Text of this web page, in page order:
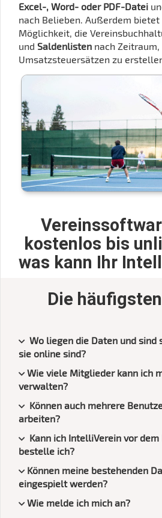
Excel-, Word- oder PDF-Datei
nach Belieben. Außerdem
Möglichkeit, die
und Saldenlisten nach Zeitraum,
Umsatzsteuersätzen zu
kostenlos bis
was kann Ihr
Die
Wo liegen die Daten und sind
sie online sind?
Wie viele Mitglieder kann ich
verwalten?
Können auch mehrere
arbeiten?
Kann ich IntelliVerein vor
bestelle ich?
Können meine bestehenden
eingespielt werden?
Wie melde ich mich an?